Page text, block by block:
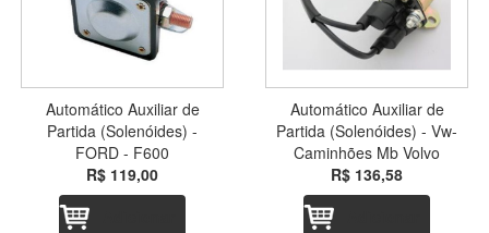
Automático Auxiliar de
Partida (Solenóides) -
FORD - F600
R$ 119,00
Automático Auxiliar de
Partida (Solenóides) - Vw-
Caminhões Mb Volvo
R$ 136,58